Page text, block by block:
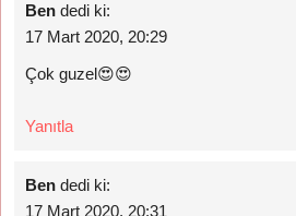
Ben dedi ki:
17 Mart 2020, 20:29
Çok guzel😍😍
Yanıtla
Ben dedi ki:
17 Mart 2020, 20:31